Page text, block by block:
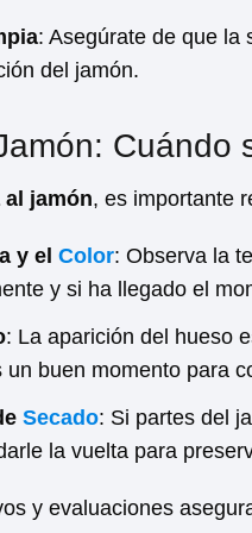
: Asegúrate de que la
del jamón.
Cuándo
jamón, es importante
y el Color: Observa la
y si ha llegado el
: La aparición del hueso
buen momento para
Secado: Si partes del
la vuelta para
y evaluaciones